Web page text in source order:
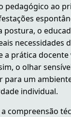
pedagógico ao
postura, o
necessidades
a prática docente
o olhar
para um
individual.
compreensão